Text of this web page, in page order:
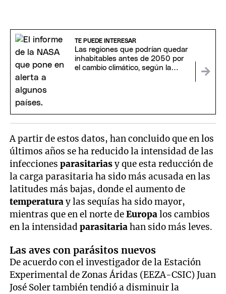
TE PUEDE INTERESAR
Las regiones que podrían quedar
inhabitables antes de 2050 por
el cambio climático, según la
A partir de estos datos, han concluido que en los
últimos años se ha reducido la intensidad de las
infeccionesparasitariasy que esta reducción de
la carga parasitaria ha sido más acusada en las
latitudes más bajas, donde el aumento de
temperaturay las sequías ha sido mayor,
mientras que en el norte deEuropalos cambios
en la intensidadparasitariahan sido más leves.
Las aves con parásitos nuevos
De acuerdo con el investigador de la Estación
Experimental de Zonas Áridas (EEZA-CSIC) Juan
José Soler también tendió a disminuir la